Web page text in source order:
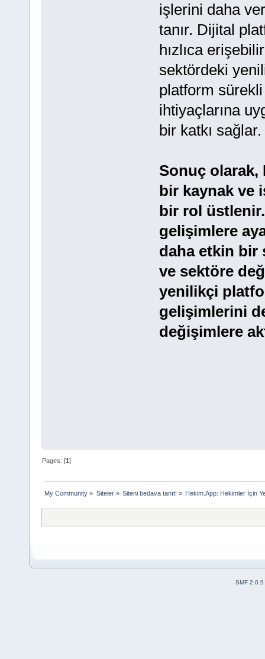
işlerini daha
tanır. Dijital
hızlıca
sektördeki
platform
ihtiyaçlarına
bir katkı sağlar.
Sonuç olarak,
bir kaynak ve
bir rol
gelişimlere
daha etkin bir
ve sektöre
yenilikçi
gelişimlerini
değişimlere
Pages: [1]
My Community » Siteler» Siteni bedava tanıt! » Hekim.App: Hekimler İçin
SMF 2.0.9